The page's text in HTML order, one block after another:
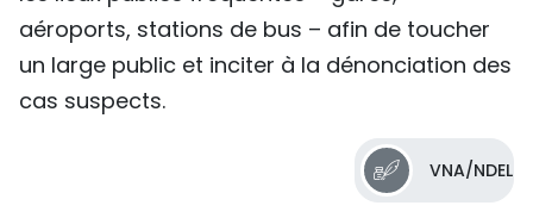
aéroports, stations de bus – afin de toucher
un large public et inciter à la dénonciation des
cas suspects.
VNA/NDEL